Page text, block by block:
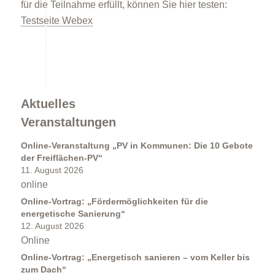
FAQs
Kommunen
für die Teilnahme erfüllt, können Sie hier testen:
Testseite Webex
Aktuelles
Veranstaltungen
Online-Veranstaltung „PV in Kommunen: Die 10 Gebote
der Freiflächen-PV“
11. August 2026
online
Online-Vortrag: „Fördermöglichkeiten für die
energetische Sanierung“
12. August 2026
Online
Online-Vortrag: „Energetisch sanieren – vom Keller bis
zum Dach“